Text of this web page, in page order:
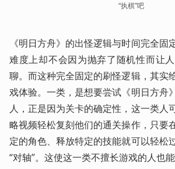
“执棋”吧
《明日方舟》的出怪逻辑与时间完全固
难度上却不会因为抛弃了随机性而让
聊。而这种完全固定的刷怪逻辑，其实
戏体验。一类，是想要尝试《明日方舟
人，正是因为关卡的确定性，这一类人
略视频轻松复刻他们的通关操作，只要
定的角色、释放特定的技能就可以轻松
“对轴”。这使这一类不擅长游戏的人也